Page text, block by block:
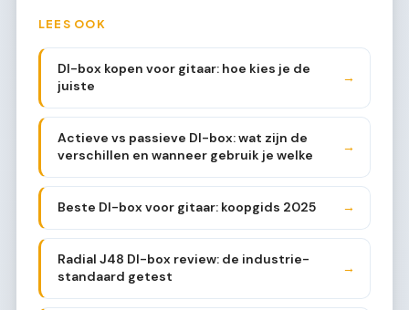
LEES OOK
DI-box kopen voor gitaar: hoe kies je de
juiste
→
Actieve vs passieve DI-box: wat zijn de
verschillen en wanneer gebruik je welke
→
Beste DI-box voor gitaar: koopgids 2025 →
Radial J48 DI-box review: de industrie-
standaard getest
→